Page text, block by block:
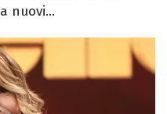
nuovi...